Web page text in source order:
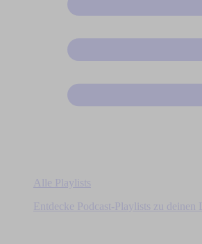
Alle Playlists
Entdecke Podcast-Playlists zu deinen